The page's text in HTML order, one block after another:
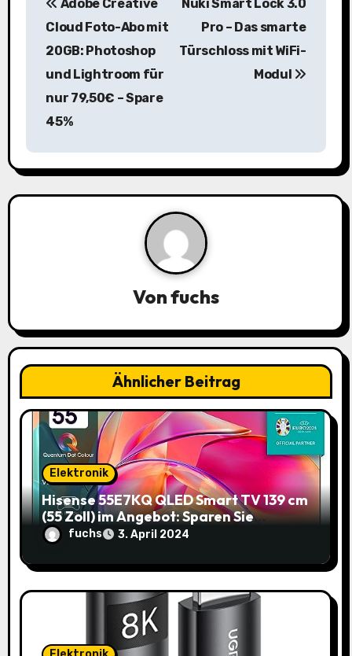
a
g
i
g
a
t
o
Adobe Creative
Cloud Foto-Abo mit
20GB: Photoshop
und Lightroom für
nur 79,50€ – Spare
45%
Nuki Smart Lock 3.0
Pro – Das smarte
Türschloss mit WiFi-
Modul
Vonfuchs
Ähnlicher Beitrag
Elektronik
Hisense 55E7KQ QLED Smart TV 139 cm
(55 Zoll) im Angebot: Sparen Sie
145,85€!
fuchs 3. April 2024